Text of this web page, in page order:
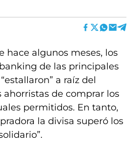
hace algunos meses, los
de las principales
a raíz del
de comprar los
permitidos. En tanto,
la divisa superó los